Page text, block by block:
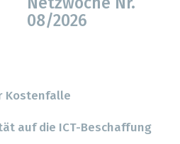
Netzwoche Nr.
08/2026
Kostenfalle
auf die ICT-Beschaffung